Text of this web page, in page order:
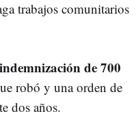
trabajos comunitarios
indemnización de 700
robó y una orden de
dos años.